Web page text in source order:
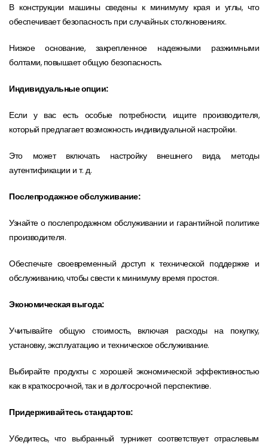
В конструкции машины сведены к минимуму края и углы, что
обеспечивает безопасность при случайных столкновениях.
Низкое основание, закрепленное надежными разжимными
болтами, повышает общую безопасность.
Индивидуальные опции:
Если у вас есть особые потребности, ищите производителя,
который предлагает возможность индивидуальной настройки.
Это может включать настройку внешнего вида, методы
аутентификации и т. д.
Послепродажное обслуживание:
Узнайте о послепродажном обслуживании и гарантийной политике
производителя.
Обеспечьте своевременный доступ к технической поддержке и
обслуживанию, чтобы свести к минимуму время простоя.
Экономическая выгода:
Учитывайте общую стоимость, включая расходы на покупку,
установку, эксплуатацию и техническое обслуживание.
Выбирайте продукты с хорошей экономической эффективностью
как в краткосрочной, так и в долгосрочной перспективе.
Придерживайтесь стандартов:
Убедитесь, что выбранный турникет соответствует отраслевым